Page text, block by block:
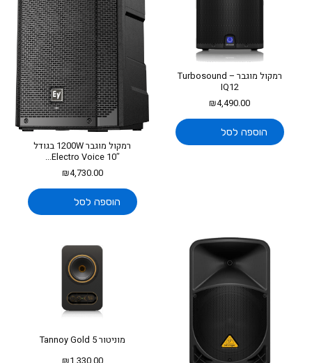
רמקול מוגבר – Turbosound
IQ12
₪4,490.00
הוספה לסל
רמקול מוגבר 1200W בגודל
10″ Electro Voice...
₪4,730.00
הוספה לסל
מוניטור Tannoy Gold 5